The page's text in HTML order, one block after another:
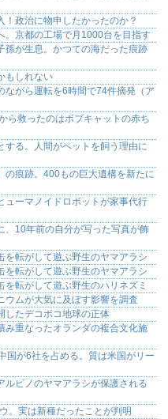
政治に物申したかったのか？
。京都の工場で月1000台を目指す
孫が生息。かつての海だった痕跡
もしれない
ながら運転を6時間で74件摘発（ア
ら救ったのはボブキャットの赤ち
する。人間がペットを飼う理由に
の痕跡。400もの巨大遺構を新たに
ューマノイドロボットが家事代行
、10年前の自分が写った写真が飾
を転がして遊ぶ野生のヤマアラシ
を転がして遊ぶ野生のヤマアラシ
転がして遊ぶ野生のハリネズミ
ウムが大気に及ぼす影響を調査
したデコボコ地球の正体
み重なったオランダの複合文化施
国が6社を占める。質は米国がリー
ルビノのヤマアラシが保護される
。実は新種だったことが判明